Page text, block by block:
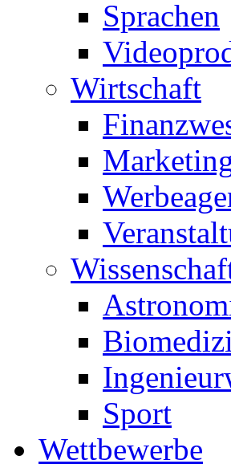
Sprachen
Wirtschaft
Sport
Wettbewerbe